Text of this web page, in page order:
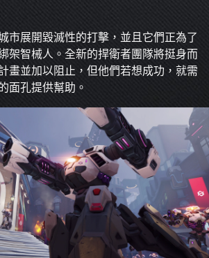
市展開毀滅性的打擊，並且它們正為了
架智械人。全新的捍衛者團隊將挺身而
畫並加以阻止，但他們若想成功，就需
面孔提供幫助。